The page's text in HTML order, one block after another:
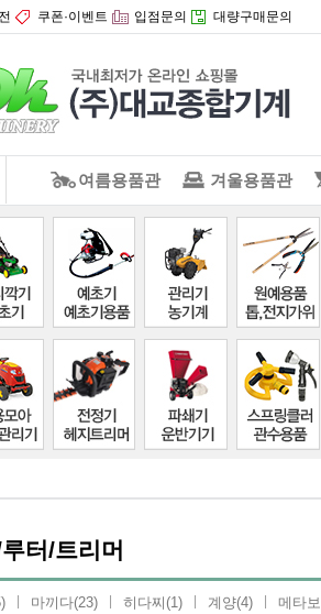
쿠폰·이벤트 입점문의 대량구매문의
여름용품관 겨울용품관
터/트리머
마끼다(23) 히다찌 (1) 계양(4) 메타보